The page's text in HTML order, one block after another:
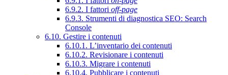
6.9.2. I fattori off-page
6.9.3. Strumenti di diagnostica SEO: Search
Console
6.10. Gestire i contenuti
6.10.1. L’inventario dei contenuti
6.10.2. Revisionare i contenuti
6.10.3. Migrare i contenuti
6.10.4. Pubblicare i contenuti